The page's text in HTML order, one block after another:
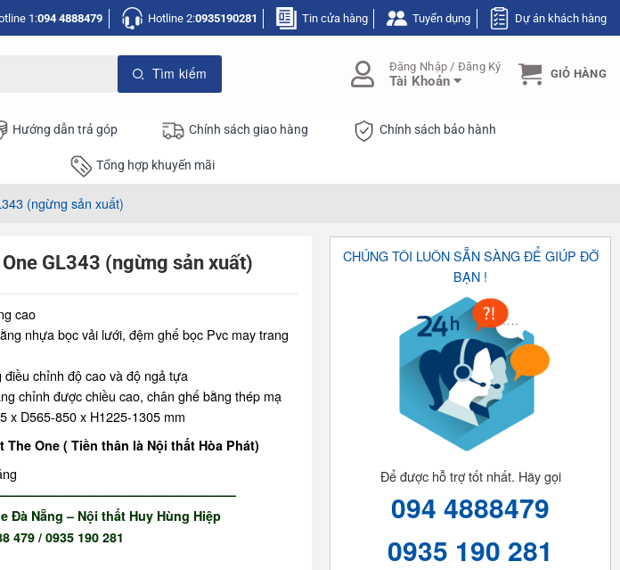
1:094 4888479 Hotline 2:0935190281 Tin cửa hàng Tuyển dụng Dự án khách hàng
Đăng Nhập / Đăng Ký
Tài Khoản GIỎ HÀNG
Hướng dẫn trả góp Chính sách giao hàng Chính sách bảo hành
Tổng hợp khuyến mãi
(ngừng sản xuất)
GL343 (ngừng sản xuất)
cao
nhựa bọc vải lưới, đệm ghế bọc Pvc may trang
điều chỉnh độ cao và độ ngả tựa
chỉnh được chiều cao, chân ghế bằng thép mạ
x D565-850 x H1225-1305 mm
The One ( Tiền thân là Nội thất Hòa Phát)
Đà Nẵng – Nội thất Huy Hùng Hiệp
479 / 0935 190 281
CHÚNG TÔI LUÔN SẴN SÀNG ĐỂ GIÚP ĐỠ
BẠN !
Để được hỗ trợ tốt nhất. Hãy gọi
094 4888479
0935 190 281